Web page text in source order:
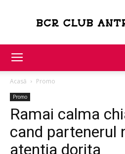
Acasă Promo
Promo
Ramai calma
cand partenerul
atentia dorita